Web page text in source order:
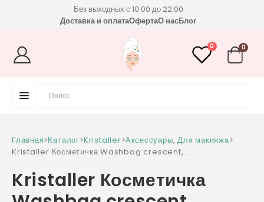
Без выходных с 10:00 до 22:00
Доставка и оплатаОфертаО насБлог
0 0
Главная>Каталог>Kristaller>Аксессуары,Для макияжа>
Kristaller Косметичка Washbag crescent,
Kristaller Косметичка